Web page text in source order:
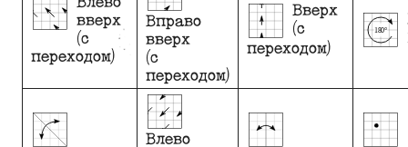
вверх
(с
переходом)
Вправо
вверх
(с
переходом)
Вверх
(с
переходом)
Влево